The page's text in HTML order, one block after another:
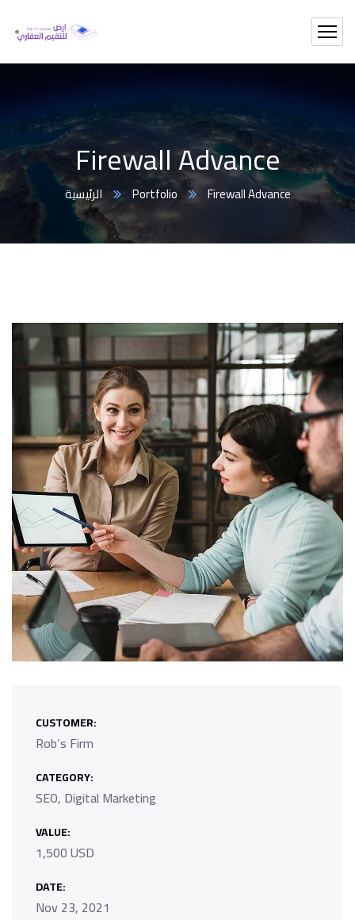
Firewall Advance
الرئيسية Portfolio Firewall Advance
CUSTOMER:
Rob’s Firm
CATEGORY:
SEO, Digital Marketing
VALUE:
1,500 USD
DATE:
Nov 23, 2021